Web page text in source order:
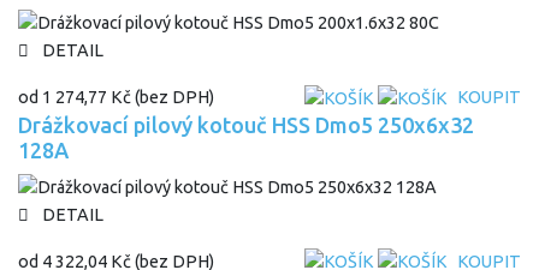
DETAIL
od 1 274,77 Kč (bez DPH) KOUPIT
Drážkovací pilový kotouč HSS Dmo5 250x6x32
128A
DETAIL
od 4 322,04 Kč (bez DPH) KOUPIT